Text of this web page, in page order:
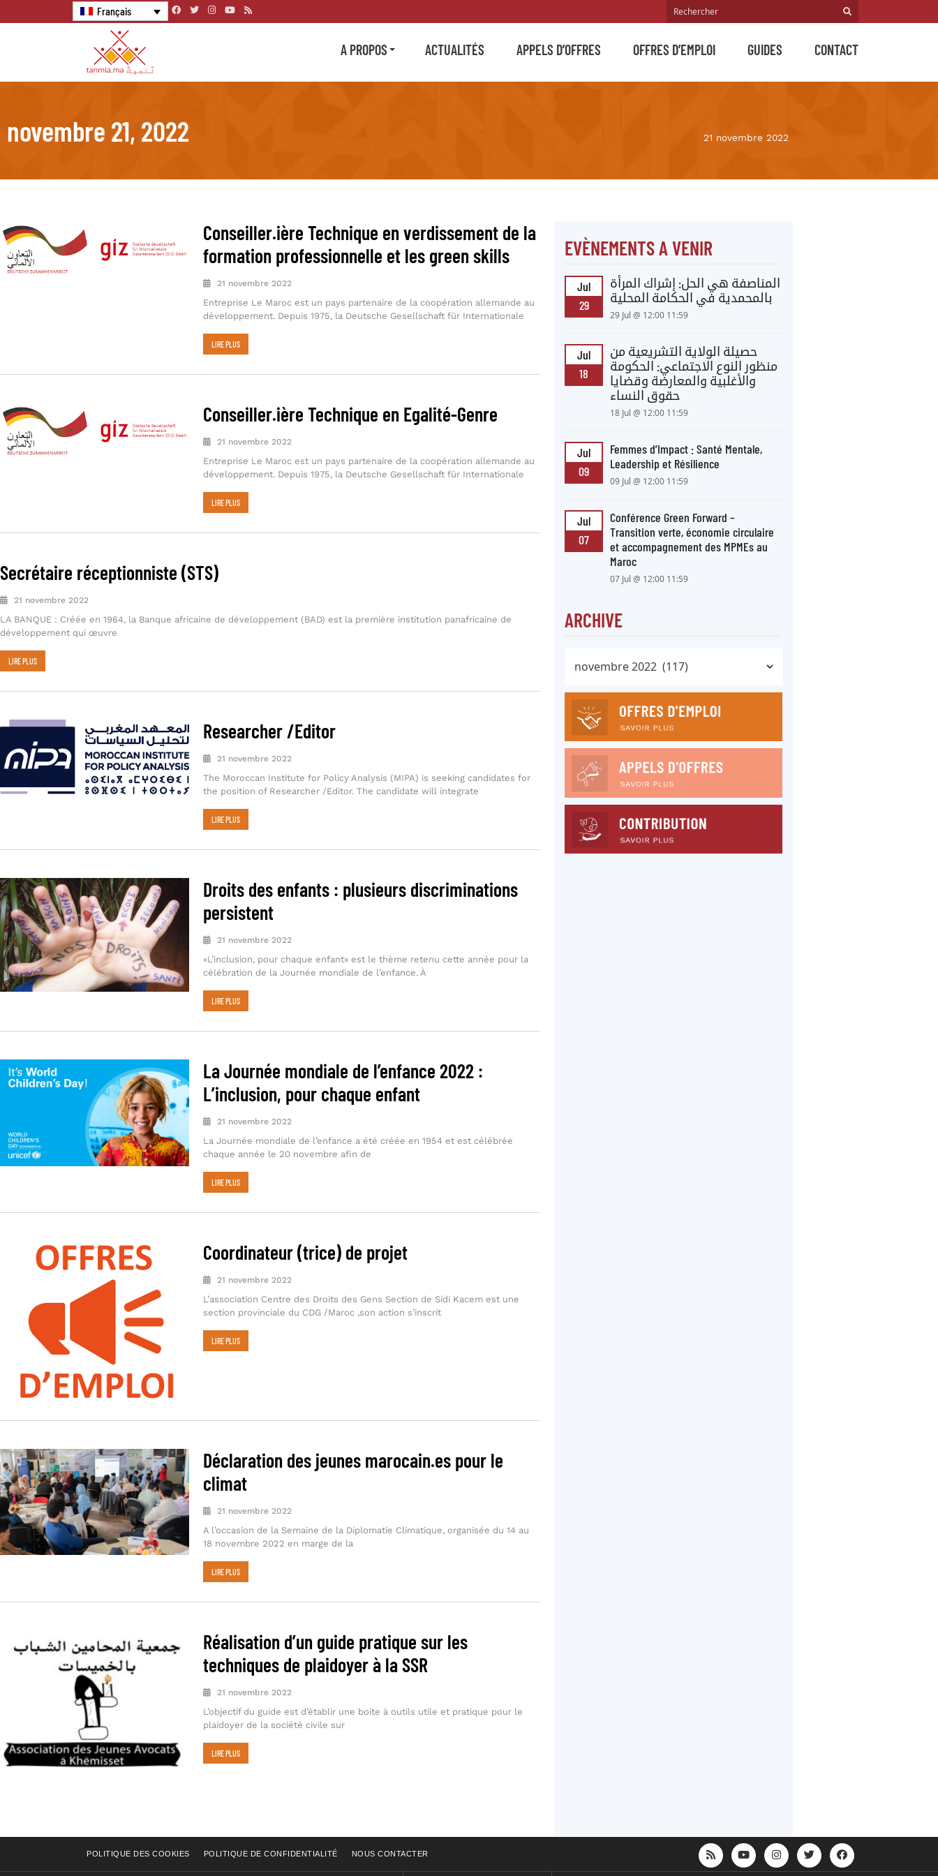
Français
A PROPOS ACTUALITÉS APPELS D’OFFRES OFFRES D’EMPLOI GUIDES CONTACT
novembre 21, 2022 21 novembre 2022
Conseiller.ière Technique en verdissement de la
formation professionnelle et les green skills
21 novembre 2022
Entreprise Le Maroc est un pays partenaire de la coopération allemande au
développement. Depuis 1975, la Deutsche Gesellschaft für Internationale
LIRE PLUS
Conseiller.ière Technique en Egalité-Genre
21 novembre 2022
Entreprise Le Maroc est un pays partenaire de la coopération allemande au
développement. Depuis 1975, la Deutsche Gesellschaft für Internationale
LIRE PLUS
Secrétaire réceptionniste (STS)
21 novembre 2022
LA BANQUE : Créée en 1964, la Banque africaine de développement (BAD) est la première institution panafricaine de
développement qui œuvre
LIRE PLUS
Researcher /Editor
21 novembre 2022
The Moroccan Institute for Policy Analysis (MIPA) is seeking candidates for
the position of Researcher /Editor. The candidate will integrate
LIRE PLUS
Droits des enfants : plusieurs discriminations
persistent
21 novembre 2022
«L’inclusion, pour chaque enfant» est le thème retenu cette année pour la
célébration de la Journée mondiale de l’enfance. À
LIRE PLUS
La Journée mondiale de l’enfance 2022 :
L’inclusion, pour chaque enfant
21 novembre 2022
La Journée mondiale de l’enfance a été créée en 1954 et est célébrée
chaque année le 20 novembre afin de
LIRE PLUS
Coordinateur (trice) de projet
21 novembre 2022
L’association Centre des Droits des Gens Section de Sidi Kacem est une
section provinciale du CDG /Maroc ,son action s’inscrit
LIRE PLUS
Déclaration des jeunes marocain.es pour le
climat
21 novembre 2022
A l’occasion de la Semaine de la Diplomatie Climatique, organisée du 14 au
18 novembre 2022 en marge de la
LIRE PLUS
Réalisation d’un guide pratique sur les
techniques de plaidoyer à la SSR
21 novembre 2022
L’objectif du guide est d’établir une boite à outils utile et pratique pour le
plaidoyer de la société civile sur
LIRE PLUS
EVÈNEMENTS A VENIR
Jul
29
المناصفة هي الحل: إشراك المرأة
بالمحمدية في الحكامة المحلية
29 Jul @ 12:00 11:59
Jul
18
حصيلة الولاية التشريعية من
منظور النوع الاجتماعي: الحكومة
والأغلبية والمعارضة وقضايا
حقوق النساء
18 Jul @ 12:00 11:59
Jul
09
Femmes d’Impact : Santé Mentale,
Leadership et Résilience
09 Jul @ 12:00 11:59
Jul
07
Conférence Green Forward –
Transition verte, économie circulaire
et accompagnement des MPMEs au
Maroc
07 Jul @ 12:00 11:59
ARCHIVE
POLITIQUE DES COOKIES POLITIQUE DE CONFIDENTIALITÉ NOUS CONTACTER